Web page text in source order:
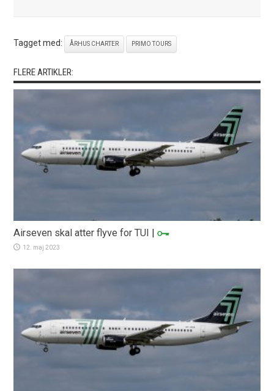
Tagget med: ÅRHUS CHARTER PRIMO TOURS
FLERE ARTIKLER:
Airseven skal atter flyve for TUI |
12. maj 2023